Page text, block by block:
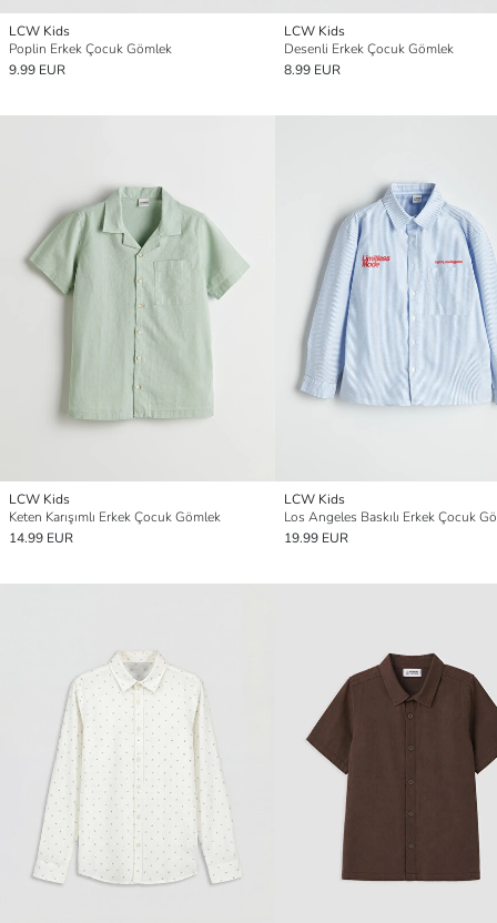
LCW Kids
Poplin Erkek Çocuk Gömlek
9.99 EUR
LCW Kids
Desenli Erkek Çocuk Gömlek
8.99 EUR
LCW Kids
Keten Karışımlı Erkek Çocuk Gömlek
14.99 EUR
LCW Kids
Los Angeles Baskılı Erkek Çocuk
19.99 EUR